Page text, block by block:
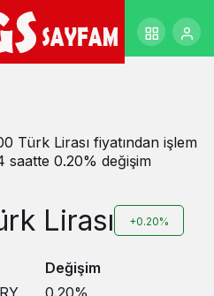
Türk Lirası fiyatından işlem
saatte 0.20% değişim
Lirası +0.20%
Değişim
0.20%